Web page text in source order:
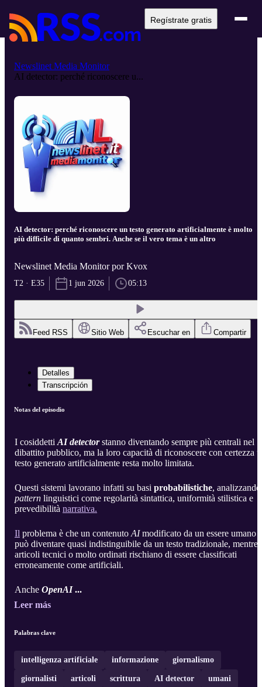
Regístrate gratis
Newslinet Media Monitor
AI detector: perché riconoscere u...
AI detector: perché riconoscere un testo generato artificialmente è molto
più difficile di quanto sembri. Anche se il vero tema è un altro
Newslinet Media Monitor por Kvox
T2 · E35 1 jun 2026 05:13
Feed RSS Sitio Web Escuchar en Compartir
Detalles
Transcripción
Notas del episodio
I cosiddetti AI detector stanno diventando sempre più centrali nel
dibattito pubblico, ma la loro capacità di riconoscere con certezza
testo generato artificialmente resta molto limitata.
Questi sistemi lavorano infatti su basi probabilistiche, analizzando
pattern linguistici come regolarità sintattica, uniformità stilistica e
prevedibilità narrativa.
Il problema è che un contenuto AImodificato da un essere umano
può diventare quasi indistinguibile da un testo tradizionale, mentre
articoli tecnici o molto ordinati rischiano di essere classificati
erroneamente come artificiali.
Anche OpenAI...
Leer más
Palabras clave
intelligenza artificiale informazione giornalismo
giornalisti articoli scrittura AI detector umani